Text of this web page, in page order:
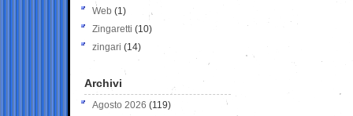
Web (1)
Zingaretti (10)
zingari (14)
Archivi
Agosto 2026 (119)